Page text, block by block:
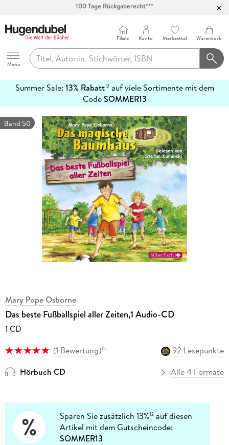
Abholung in über 100 Filialen
Hugendubel
Menu
Filiale Konto Merkzettel Warenkorb
Summer Sale: 13% Rabatt12auf viele Sortimente mit dem
CodeSOMMER13
erfahren
Band 50
Mary Pope Osborne
Das beste Fußballspiel aller Zeiten,1 Audio-CD
1 CD
(1 Bewertung)15
92 Lesepunkte
Hörbuch CD
Alle 4 Formate
Sparen Sie zusätzlich 13%12 auf diesen
Artikel mit dem Gutscheincode:
SOMMER13